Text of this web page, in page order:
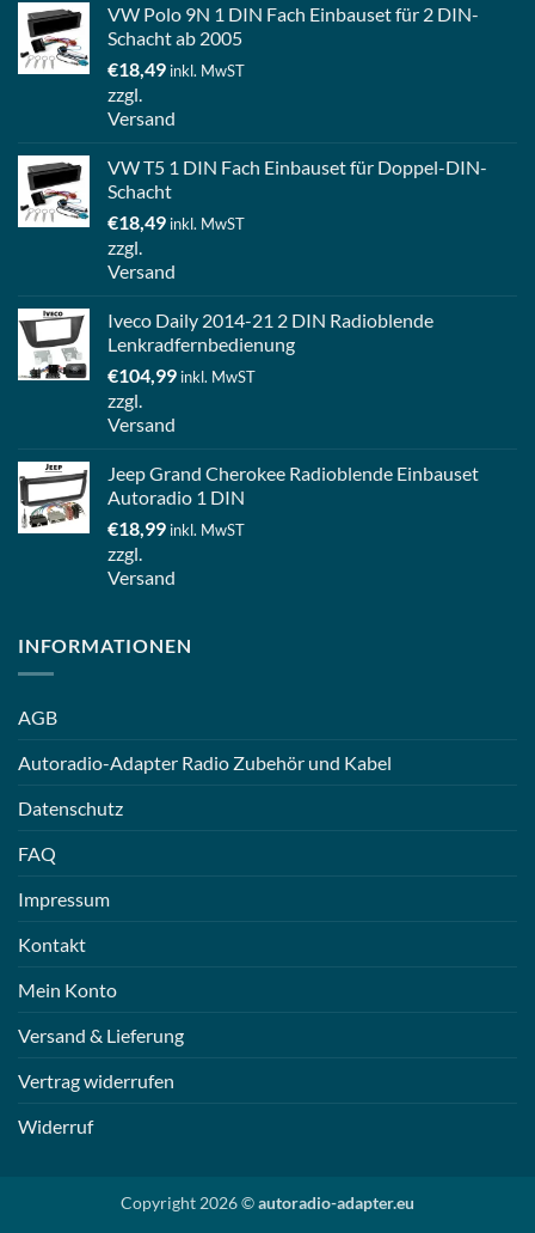
VW Polo 9N 1 DIN Fach Einbauset für 2 DIN-
Schacht ab 2005
€18,49 inkl. MwST
zzgl.
Versand
VW T5 1 DIN Fach Einbauset für Doppel-DIN-
Schacht
€18,49 inkl. MwST
zzgl.
Versand
Iveco Daily 2014-21 2 DIN Radioblende
Lenkradfernbedienung
€104,99 inkl. MwST
zzgl.
Versand
Jeep Grand Cherokee Radioblende Einbauset
Autoradio 1 DIN
€18,99 inkl. MwST
zzgl.
Versand
INFORMATIONEN
AGB
Autoradio-Adapter Radio Zubehör und Kabel
Datenschutz
FAQ
Impressum
Kontakt
Mein Konto
Versand & Lieferung
Vertrag widerrufen
Widerruf
Copyright 2026 ©autoradio-adapter.eu